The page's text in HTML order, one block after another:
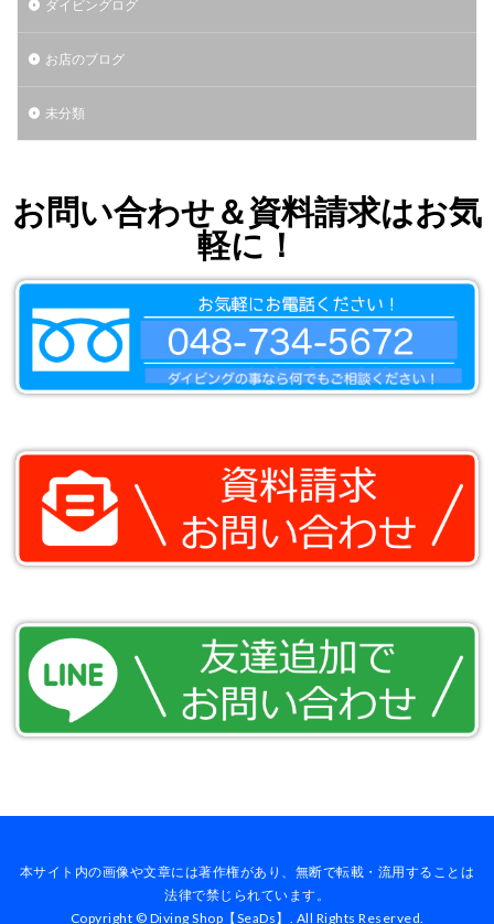
ダイビングログ
お店のブログ
未分類
お問い合わせ＆資料請求はお気
軽に！
本サイト内の画像や文章には著作権があり、無断で転載・流用することは
法律で禁じられています。
Copyright © Diving Shop【SeaDs】. All Rights Reserved.